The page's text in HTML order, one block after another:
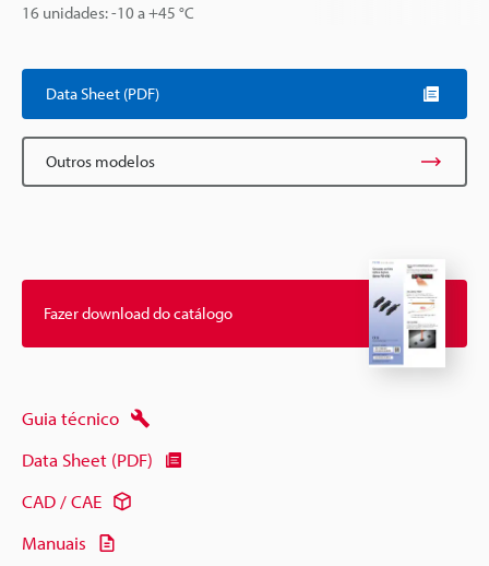
16 unidades: -10 a +45 °C
Data Sheet (PDF)
Outros modelos
Fazer download do catálogo
Guia técnico
Data Sheet (PDF)
CAD / CAE
Manuais